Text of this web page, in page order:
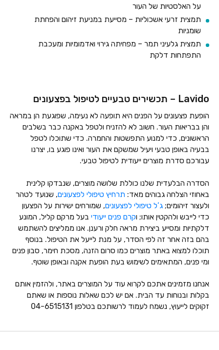
על האלסטיות של העור
תמצית זרעי אשכוליות – מסייעת במניעת זיהום והפחתת
שומניות
תמצית גלעיני תמר – מפחיתה גירוי ואדמומיות ומעכבת
התפתחות דלקת
Lavido – תכשירים טבעיים לטיפול בפצעונים
הופעת פצעונים על הפנים היא תופעה לא נעימה, שפוגעת הן במראה
והן בבריאות העור. חשוב לא להזניח ולטפל באקנה כבר בשלבים
הראשונים, כדי למנוע התפשטות והחמרה. כדי שתוכלו לטפל
בבעיה באופן טבעי ויעיל שמשקם את העור ואינו פוגע בו, יצרנו
עבורכם סדרת מוצרים ייעודית לטיפול טבעי.
הסדרה הבלעדית שלנו כוללת שלושה מוצרים, שנבדקו קלינית
באחוזי הצלחה גבוהים מאד: תרחיץ טיפולי לפצעונים, שנועד לטהר
ולעצור זיהומים; ג’ל טיפולי לפצעונים, שמורחים ישירות על הפצעון
כדי לייבש ולהקטין אותו; וקרם פנים ייעודי בעל מרקם קליל, המונע
דלקתיות ומסייע ביצירת מראה חלק ורענן. אנו ממליצים להשתמש
בהם בזה אחר זה לפי הסדר, על מנת לייעל את הטיפול. בנוסף
תוכלו למצוא באתר מוצרים כמו סרום הזנה, מסכת חימר, סבון פנים
ומי פנים, המתאימים לשימוש בעת הופעת אקנה ובאופן שוטף.
אנחנו מזמינים אתכם לקרוא עוד על המוצרים באתר, ולהזמין אותם
בקלות ובנוחות עד הבית. אם יש לכם שאלות נוספות או שאתם
זקוקים לייעוץ, נשמח לעמוד לרשותכם בטלפון 04-6515131